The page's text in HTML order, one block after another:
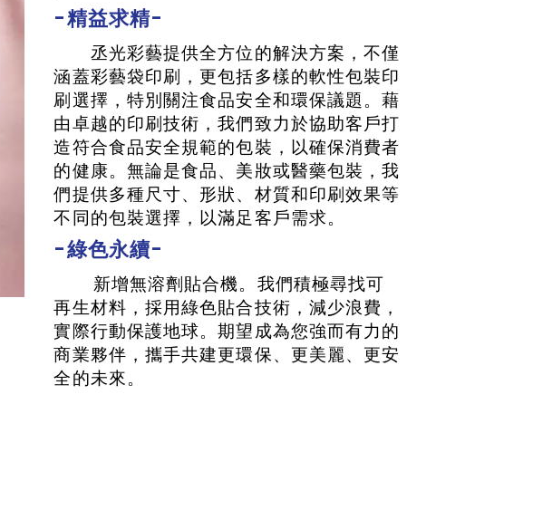
-精益求精-
丞光彩藝提供全方位的解決方案，不僅
涵蓋彩藝袋印刷，更包括多樣的軟性包裝印
刷選擇，特別關注食品安全和環保議題。藉
由卓越的印刷技術，我們致力於協助客戶打
造符合食品安全規範的包裝，以確保消費者
的健康。無論是食品、美妝或醫藥包裝，我
們提供多種尺寸、形狀、材質和印刷效果等
不同的包裝選擇，以滿足客戶需求。
-綠色永續-
新增無溶劑貼合機。我們積極尋找可
再生材料，採用綠色貼合技術，減少浪費，
實際行動保護地球。期望成為您強而有力的
商業夥伴，攜手共建更環保、更美麗、更安
全的未來。